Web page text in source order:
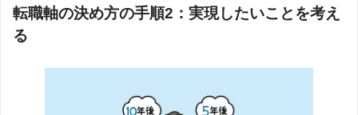
転職軸の決め方の手順2：実現したいことを考え
る